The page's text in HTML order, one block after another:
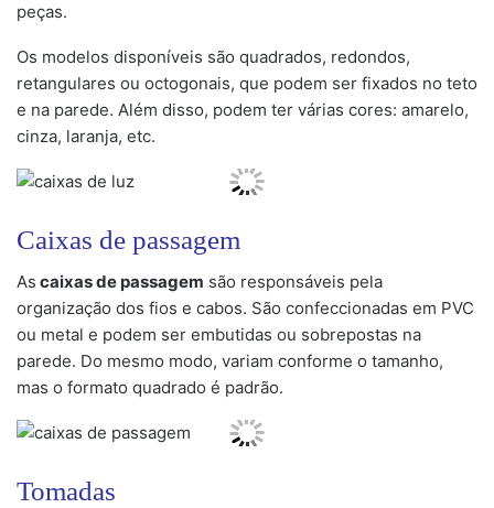
peças.
Os modelos disponíveis são quadrados, redondos,
retangulares ou octogonais, que podem ser fixados no teto
e na parede. Além disso, podem ter várias cores: amarelo,
cinza, laranja, etc.
Caixas de passagem
As caixas de passagem são responsáveis pela
organização dos fios e cabos. São confeccionadas em PVC
ou metal e podem ser embutidas ou sobrepostas na
parede. Do mesmo modo, variam conforme o tamanho,
mas o formato quadrado é padrão.
Tomadas